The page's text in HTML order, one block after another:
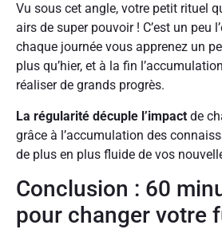
Vu sous cet angle, votre petit rituel
airs de super pouvoir ! C’est un peu
chaque journée vous apprenez un
plus qu’hier, et à la fin
réaliser de grands progrès.
La régularité décuple l’impact de
grâce à l’accumulation des
de plus en plus fluide de vos
Conclusion : 60
pour changer votre